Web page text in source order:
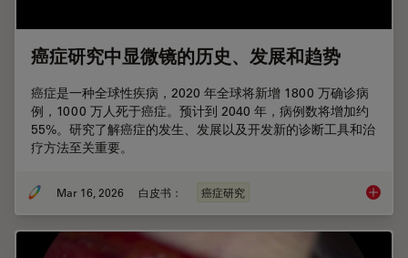
癌症研究中显微镜的历史、发展和趋势
癌症是一种全球性疾病，2020 年全球将新增 1800 万确诊病
例，1000 万人死于癌症。预计到 2040 年，病例数将增加约
55%。研究了解癌症的发生、发展以及开发新的诊断工具和治
疗方法至关重要。
Mar 16, 2026 白皮书： 癌症研究 癌症研